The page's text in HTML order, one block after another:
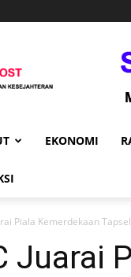
EKONOMI
Piala Kemerdekaan
Juarai